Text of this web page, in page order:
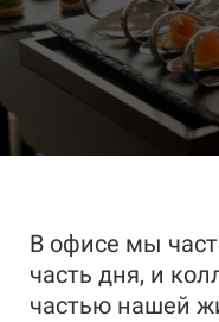
В офисе мы
часть дня, и
частью нашей